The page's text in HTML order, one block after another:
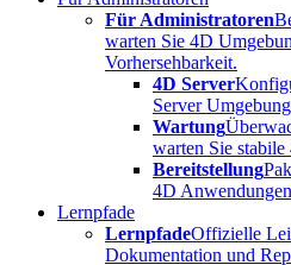
Für Administratoren
warten Sie 4D
Vorhersehbarkeit.
4D Server
Server
Wartung
warten Sie
Bereitstellung
4D
Lernpfade
LernpfadeOffizielle
Dokumentation und